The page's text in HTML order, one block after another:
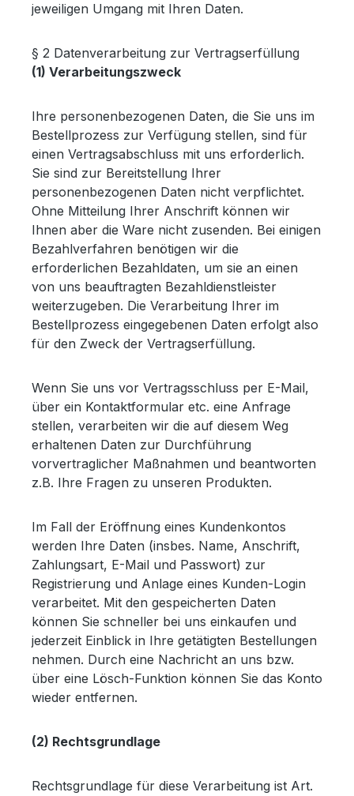
jeweiligen Umgang mit Ihren Daten.
§ 2 Datenverarbeitung zur Vertragserfüllung
(1) Verarbeitungszweck
Ihre personenbezogenen Daten, die Sie uns im
Bestellprozess zur Verfügung stellen, sind für
einen Vertragsabschluss mit uns erforderlich.
Sie sind zur Bereitstellung Ihrer
personenbezogenen Daten nicht verpflichtet.
Ohne Mitteilung Ihrer Anschrift können wir
Ihnen aber die Ware nicht zusenden. Bei einigen
Bezahlverfahren benötigen wir die
erforderlichen Bezahldaten, um sie an einen
von uns beauftragten Bezahldienstleister
weiterzugeben. Die Verarbeitung Ihrer im
Bestellprozess eingegebenen Daten erfolgt also
für den Zweck der Vertragserfüllung.
Wenn Sie uns vor Vertragsschluss per E-Mail,
über ein Kontaktformular etc. eine Anfrage
stellen, verarbeiten wir die auf diesem Weg
erhaltenen Daten zur Durchführung
vorvertraglicher Maßnahmen und beantworten
z.B. Ihre Fragen zu unseren Produkten.
Im Fall der Eröffnung eines Kundenkontos
werden Ihre Daten (insbes. Name, Anschrift,
Zahlungsart, E-Mail und Passwort) zur
Registrierung und Anlage eines Kunden-Login
verarbeitet. Mit den gespeicherten Daten
können Sie schneller bei uns einkaufen und
jederzeit Einblick in Ihre getätigten Bestellungen
nehmen. Durch eine Nachricht an uns bzw.
über eine Lösch-Funktion können Sie das Konto
wieder entfernen.
(2) Rechtsgrundlage
Rechtsgrundlage für diese Verarbeitung ist Art.